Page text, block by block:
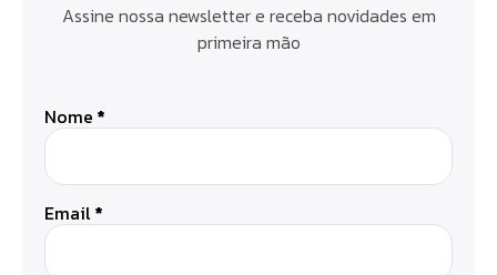
Assine nossa newsletter e receba novidades em
primeira mão
Nome *
Email*